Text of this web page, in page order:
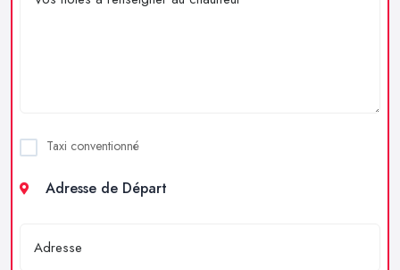
Taxi conventionné
Adresse de Départ